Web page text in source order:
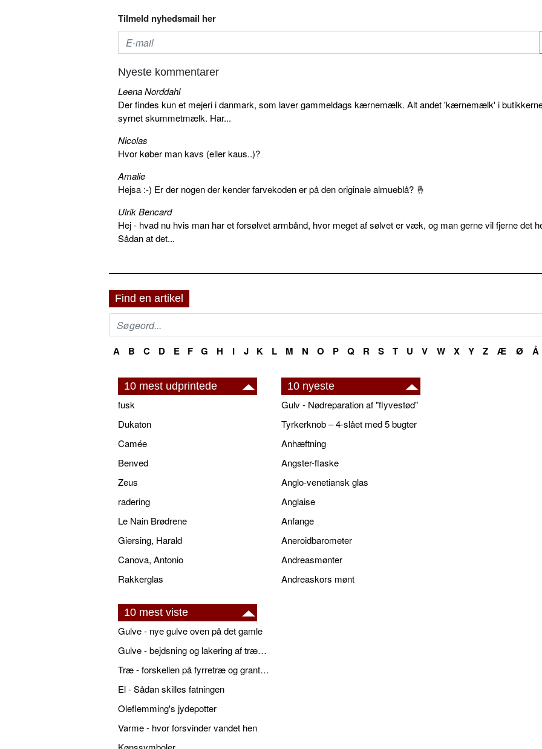
Tilmeld nyhedsmail her
Nyeste kommentarer
Leena Norddahl
Der findes kun et mejeri i danmark, som laver gammeldags kærnemælk. Alt andet 'kærnemælk' i
syrnet skummetmælk. Har...
Nicolas
Hvor køber man kavs (eller kaus..)?
Amalie
Hejsa :-) Er der nogen der kender farvekoden er på den originale almueblå? 🤞
Ulrik Bencard
Hej - hvad nu hvis man har et forsølvet armbånd, hvor meget af sølvet er væk, og man gerne vil fjerne det
Sådan at det...
Find en artikel
A B C D E F G H I J K L M N O P Q R S T U V W X Y Z Æ Ø Å
10 mest udprintede
fusk
Dukaton
Camée
Benved
Zeus
radering
Le Nain Brødrene
Giersing, Harald
Canova, Antonio
Rakkerglas
10 nyeste
Gulv - Nødreparation af "flyvestød"
Tyrkerknob – 4-slået med 5 bugter
Anhæftning
Angster-flaske
Anglo-venetiansk glas
Anglaise
Anfange
Aneroidbarometer
Andreasmønter
Andreaskors mønt
10 mest viste
Gulve - nye gulve oven på det gamle
Gulve - bejdsning og lakering af trægulve
Træ - forskellen på fyrretræ og grantræ
El - Sådan skilles fatningen
Oleflemming's jydepotter
Varme - hvor forsvinder vandet hen